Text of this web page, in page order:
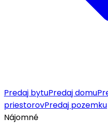
Predaj bytuPredaj domu
priestorovPredaj pozemku
Nájomné